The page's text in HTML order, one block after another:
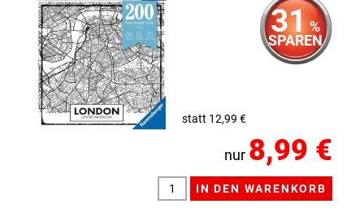
31 %
SPAREN
statt 12,99 €
nur 8,99 €